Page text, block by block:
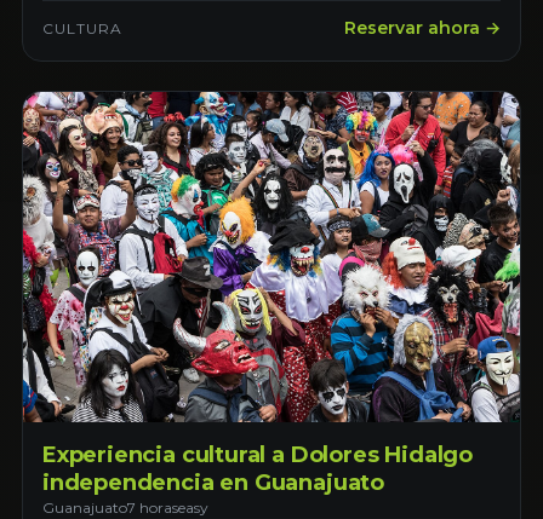
CULTURA Reservar ahora →
Experiencia cultural a Dolores Hidalgo
independencia en Guanajuato
Guanajuato7 horaseasy